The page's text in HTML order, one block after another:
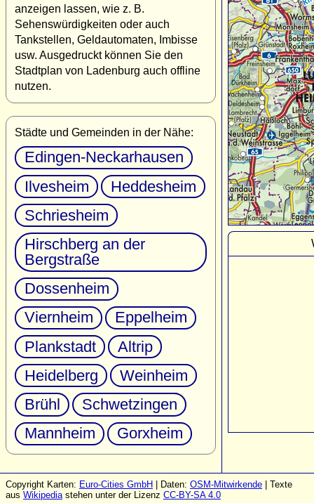
anzeigen lassen, wie z. B.
Sehenswürdigkeiten oder auch
Tankstellen, Geldautomaten, Imbisse
usw. Ausgedruckt können Sie den
Stadtplan von Ladenburg auch offline
nutzen.
Städte und Gemeinden in der Nähe:
Edingen-Neckarhausen
Ilvesheim
Heddesheim
Schriesheim
Hirschberg an der
Bergstraße
Dossenheim
Viernheim
Eppelheim
Plankstadt
Altrip
Heidelberg
Weinheim
Brühl
Schwetzingen
Mannheim
Gorxheim
Copyright Karten: Euro-Cities GmbH | Daten: OSM-Mitwirkende | Texte
aus Wikipediastehen unter der Lizenz CC-BY-SA 4.0